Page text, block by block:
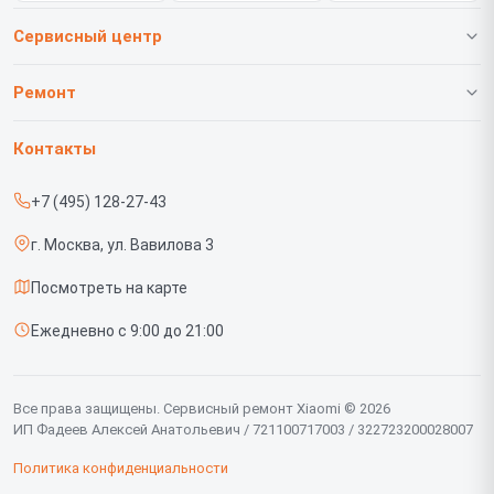
Сервисный центр
О нашем сервисе
Срочный ремонт
Доставка и способы оплаты
Диагностика
Контакты
Ремонт
Телефонов
Ноутбуков
Контакты
+7 (495) 128-27-43
г. Москва, ул. Вавилова 3
Посмотреть на карте
Ежедневно с 9:00 до 21:00
Все права защищены. Сервисный ремонт Xiaomi © 2026
ИП Фадеев Алексей Анатольевич / 721100717003 / 322723200028007
Политика конфиденциальности